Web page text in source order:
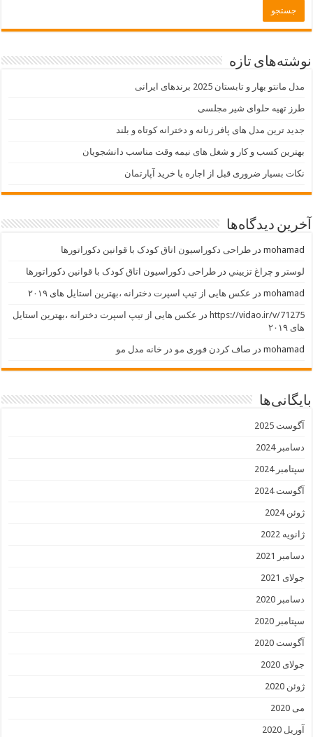
نوشته‌های تازه
مدل مانتو بهار و تابستان 2025 برندهای ایرانی
طرز تهیه حلوای شیر مجلسی
جدید ترین مدل های پافر زنانه و دخترانه کوتاه و بلند
بهترین کسب و کار و شغل های نیمه وقت مناسب دانشجویان
نکات بسیار ضروری قبل از اجاره یا خرید آپارتمان
آخرین دیدگاه‌ها
mohamad درطراحی دکوراسیون اتاق کودک با قوانین دکوراتورها
لوستر و چراغ تزييني درطراحی دکوراسیون اتاق کودک با قوانین دکوراتورها
mohamad در عکس هایی از تیپ اسپرت دخترانه ،بهترین استایل های ۲۰۱۹
https://vidao.ir/v/71275 در عکس هایی از تیپ اسپرت دخترانه ،بهترین استایل
های ۲۰۱۹
mohamad در صاف کردن فوری مو در خانه مدل مو
بایگانی‌ها
آگوست 2025
دسامبر 2024
سپتامبر 2024
آگوست 2024
ژوئن 2024
ژانویه 2022
دسامبر 2021
جولای 2021
دسامبر 2020
سپتامبر 2020
آگوست 2020
جولای 2020
ژوئن 2020
می 2020
آوریل 2020